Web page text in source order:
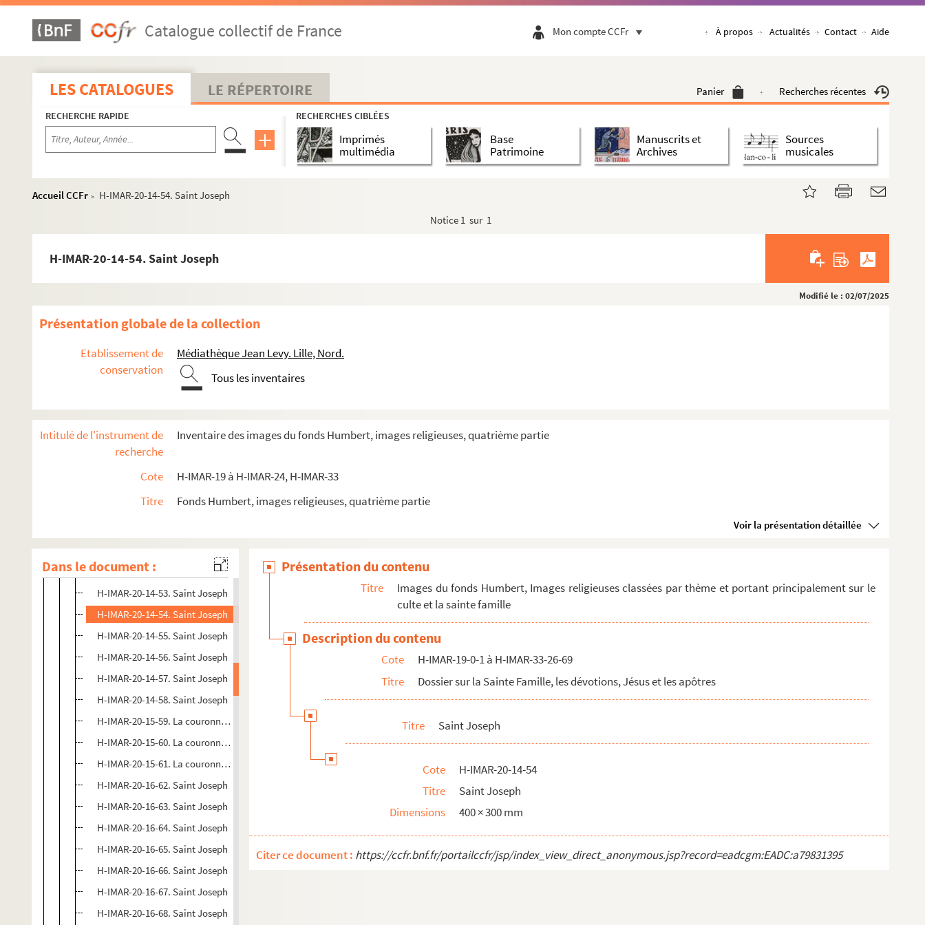
Catalogue collectif de France Mon compte CCFr À propos Actualités Contact Aide
LES CATALOGUES LE RÉPERTOIRE Panier Recherches récentes
RECHERCHE RAPIDE RECHERCHES CIBLÉES
Imprimés
multimédia
Base
Patrimoine
Manuscrits et
Archives
Sources
musicales
Accueil CCFr >
H-IMAR-20-14-54. Saint Joseph
Notice 1 sur 1
H-IMAR-20-14-54. Saint Joseph
Modifié le : 02/07/2025
Présentation globale de la collection
Etablissement de
conservation
Médiathèque Jean Levy. Lille, Nord.
Tous les inventaires
Intitulé de l'instrument de
recherche
Inventaire des images du fonds Humbert, images religieuses, quatrième partie
Cote
H-IMAR-19 à H-IMAR-24, H-IMAR-33
Titre
Fonds Humbert, images religieuses, quatrième partie
Voir la présentation détaillée
Dans le document :
H-IMAR-20-7-27. Saint Joseph
H-IMAR-20-7-28. Saint Joseph
H-IMAR-20-7-29. Saint Joseph
H-IMAR-20-7-30. Saint Joseph
H-IMAR-20-8-31. Saint Joseph
H-IMAR-20-8-32. Saint Joseph
H-IMAR-20-9-37. Saint Joseph
H-IMAR-20-11-40. Saint Joseph
H-IMAR-20-13-42. Saint Joseph
H-IMAR-20-13-43. Saint Joseph
H-IMAR-20-13-45. Saint Joseph
H-IMAR-20-13-46. Saint Joseph
H-IMAR-20-14-49. Saint Joseph
H-IMAR-20-14-51. Saint Joseph
H-IMAR-20-14-52. Saint Joseph
H-IMAR-20-14-53. Saint Joseph
H-IMAR-20-14-54. Saint Joseph
H-IMAR-20-14-55. Saint Joseph
H-IMAR-20-14-56. Saint Joseph
H-IMAR-20-14-57. Saint Joseph
H-IMAR-20-14-58. Saint Joseph
H-IMAR-20-15-59. La couronne de saint Joseph
H-IMAR-20-15-60. La couronne de saint Joseph
H-IMAR-20-15-61. La couronne de saint Joseph
H-IMAR-20-16-62. Saint Joseph
H-IMAR-20-16-63. Saint Joseph
H-IMAR-20-16-64. Saint Joseph
H-IMAR-20-16-65. Saint Joseph
H-IMAR-20-16-66. Saint Joseph
H-IMAR-20-16-67. Saint Joseph
H-IMAR-20-16-68. Saint Joseph
Présentation du contenu
Titre
Images du fonds Humbert, Images religieuses classées par thème et portant principalement sur le
culte et la sainte famille
Description du contenu
Cote
H-IMAR-19-0-1 à H-IMAR-33-26-69
Titre
Dossier sur la Sainte Famille, les dévotions, Jésus et les apôtres
Titre Saint Joseph
Cote
H-IMAR-20-14-54
Titre
Saint Joseph
Dimensions
400 × 300 mm
Citer ce document : https://ccfr.bnf.fr/portailccfr/jsp/index_view_direct_anonymous.jsp?record=eadcgm:EADC:a79831395